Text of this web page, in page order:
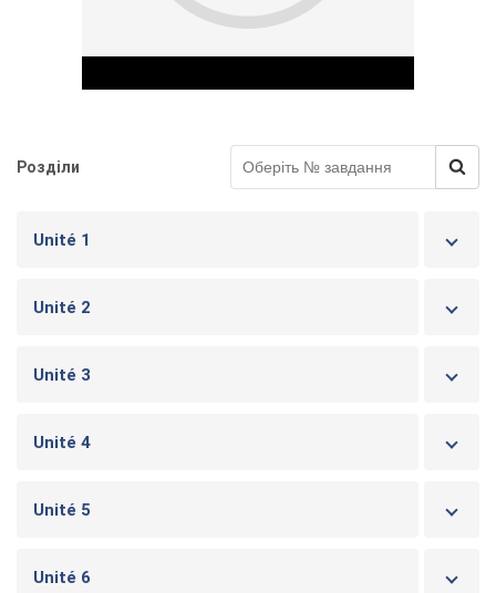
Розділи
Unité 1
Unité 2
Unité 3
Unité 4
Unité 5
Unité 6